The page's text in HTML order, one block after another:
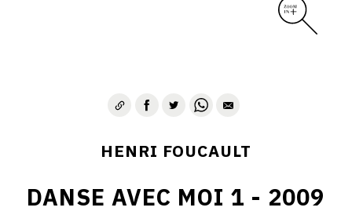
HENRI FOUCAULT
DANSE AVEC MOI 1 - 2009